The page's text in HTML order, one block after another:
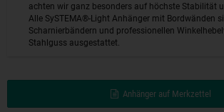
achten wir ganz besonders auf höchste Stabilität
Alle SySTEMA®-Light Anhänger mit Bordwänden
Scharnierbändern und professionellen
Stahlguss ausgestattet.
Anhänger auf Merkzettel